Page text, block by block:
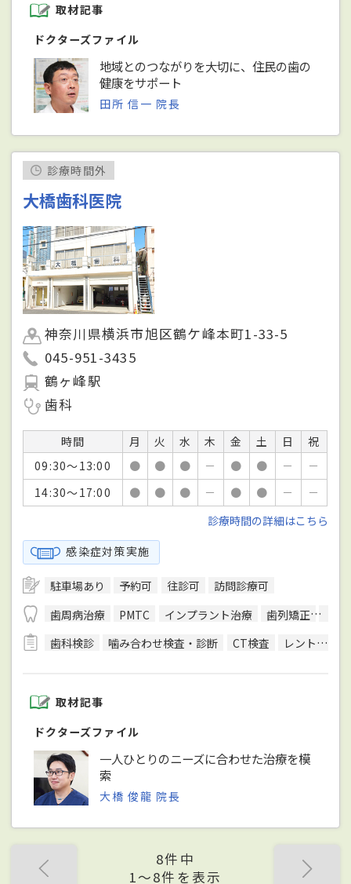
取材記事
ドクターズファイル
地域とのつながりを大切に、住民の歯の
健康をサポート
田所 信一 院長
診療時間外
大橋歯科医院
神奈川県横浜市旭区鶴ケ峰本町1-33-5
045-951-3435
鶴ヶ峰駅
歯科
時間 月 火 水 木 金 土 日
祝
09:30～13:00
● ● ● － ● ● －
－
14:30～17:00
● ● ● － ● ● －
－
診療時間の詳細はこちら
感染症対策実施
駐車場あり 予約可 往診可
訪問診療可
歯周病治療
PMTC インプラント治療 歯列矯正
歯科検診
噛み合わせ検査・診断 CT検査 レントゲン検査
取材記事
ドクターズファイル
一人ひとりのニーズに合わせた治療を模
索
大橋 俊龍 院長
8件中
1〜8件を表示